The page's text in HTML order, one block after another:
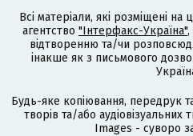
Всі матеріали, які розміщені на
агентство "Інтерфакс-Україна",
відтворенню та/чи
інакше як з письмового
Будь-яке копіювання, передрук
творів та/або
Images - суворо